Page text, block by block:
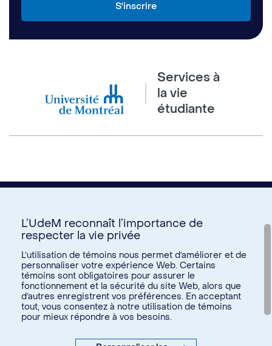
Services à
la vie
étudiante
Nous joindre
Voir tous les liens
Calendrier de la vie étudiante
Ateliers culturels
Expérience étudiante
L’UdeM reconnaît l’importance de
respecter la vie privée
L’utilisation de témoins nous permet d’améliorer et de
personnaliser votre expérience Web. Certains
témoins sont obligatoires pour assurer le
fonctionnement et la sécurité du site Web, alors que
d’autres enregistrent vos préférences. En acceptant
tout, vous consentez à notre utilisation de témoins
pour mieux répondre à vos besoins.